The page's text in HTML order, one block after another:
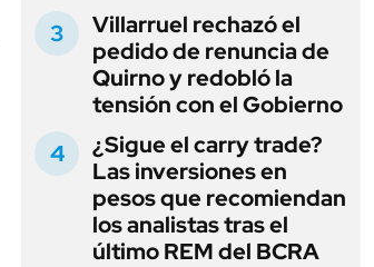
Villarruel rechazó el
pedido de renuncia de
Quirno y redobló la
tensión con el Gobierno
¿Sigue el carry trade?
Las inversiones en
pesos que recomiendan
los analistas tras el
último REM del BCRA